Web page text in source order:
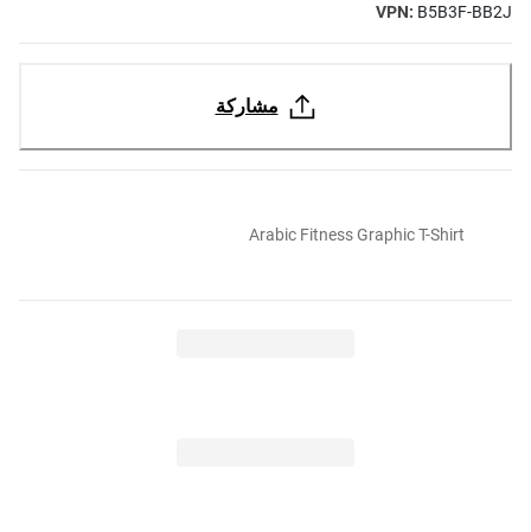
VPN: B5B3F-BB2J
مشاركة
Arabic Fitness Graphic T-Shirt